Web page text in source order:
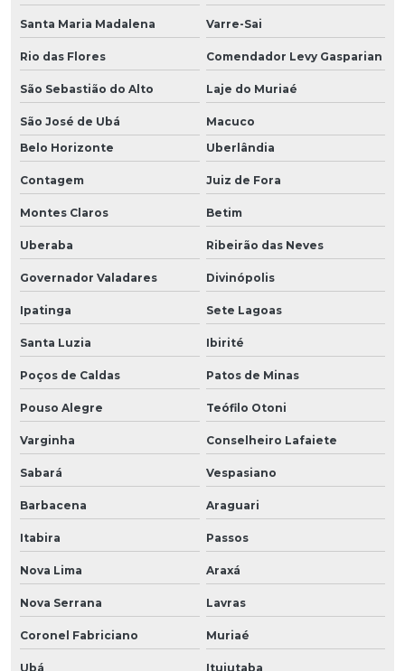
Santa Maria Madalena Varre-Sai
Rio das Flores Comendador Levy Gasparian
São Sebastião do Alto Laje do Muriaé
São José de Ubá
Macuco
Belo Horizonte
Uberlândia
Contagem Juiz de Fora
Montes Claros Betim
Uberaba Ribeirão das Neves
Governador Valadares Divinópolis
Ipatinga Sete Lagoas
Santa Luzia Ibirité
Poços de Caldas Patos de Minas
Pouso Alegre Teófilo Otoni
Varginha Conselheiro Lafaiete
Sabará Vespasiano
Barbacena Araguari
Itabira Passos
Nova Lima Araxá
Nova Serrana Lavras
Coronel Fabriciano Muriaé
Ubá Ituiutaba